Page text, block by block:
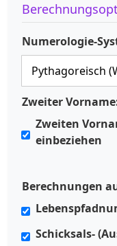
Numerologie-
Zweiter
Zweiten
einbeziehen
Berechnungen
Schicksals-